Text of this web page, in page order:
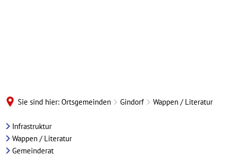
Sie sind hier: Ortsgemeinden Gindorf Wappen / Literatur
Gindorf
Infrastruktur
Wappen / Literatur
Gemeinderat